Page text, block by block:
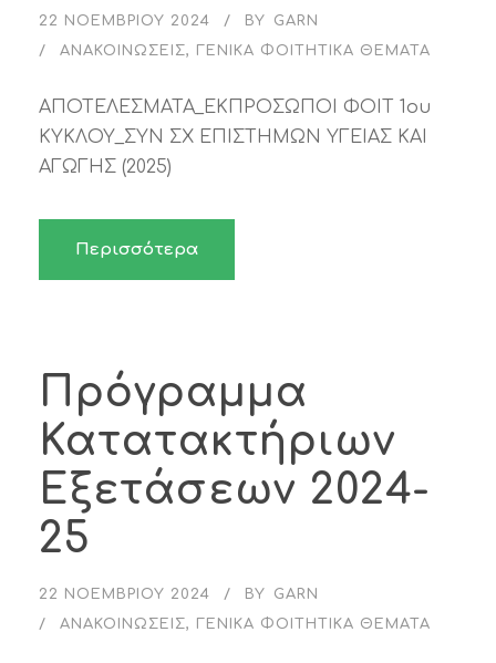
22 ΝΟΕΜΒΡΊΟΥ 2024 BY
GARN
ΑΝΑΚΟΙΝΏΣΕΙΣ, ΓΕΝΙΚΆ ΦΟΙΤΗΤΙΚΆ ΘΈΜΑΤΑ
ΑΠΟΤΕΛΕΣΜΑΤΑ_ΕΚΠΡΟΣΩΠΟΙ ΦΟΙΤ 1ου
ΚΥΚΛΟΥ_ΣΥΝ ΣΧ ΕΠΙΣΤΗΜΩΝ ΥΓΕΙΑΣ ΚΑΙ
ΑΓΩΓΗΣ (2025)
Περισσότερα
Πρόγραμμα
Κατατακτήριων
Εξετάσεων 2024-
25
22 ΝΟΕΜΒΡΊΟΥ 2024 BY
GARN
ΑΝΑΚΟΙΝΏΣΕΙΣ, ΓΕΝΙΚΆ ΦΟΙΤΗΤΙΚΆ ΘΈΜΑΤΑ